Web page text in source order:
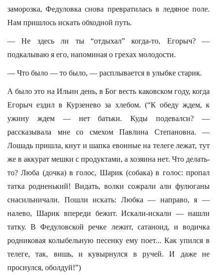
заморозка, Федуловка снова превратилась в ледяное поле.
Нам пришлось искать обходной путь.
— Не здесь ли ты “отдыхал” когда-то, Егорыч? —
подкалываю я его, напоминая о грехах молодости.
— Что было — то было, — расплывается в улыбке старик.
А было это на Ильин день, в Бог весть каковском году, когда
Егорыч ездил в Курзенево за хлебом. (“К обеду ждем, к
ужину ждем — нет батьки. Куды подевалси? —
рассказывала мне со смехом Павлина Степановна. —
Лошадь пришла, кнут и шапка евонные на телеге лежат, тут
же в аккурат мешки с продуктами, а хозяина нет. Что делать-
то? Люба (дочка) в голос, Шарик (собака) в голос: пропал
татка родненький! Видать, волки сожрали али фулюганы
снасильничали. Пошли искать: Любка — направо, я —
налево, Шарик впереди бежит. Искали-искали — нашли
татку. В Федуловской речке лежит, сатаноид, и водичка
родниковая колыбельную песенку ему поет... Как упился в
телеге, так, вишь, и кувырнулся в ручей. И даже не
проснулся, оболдуй!”)